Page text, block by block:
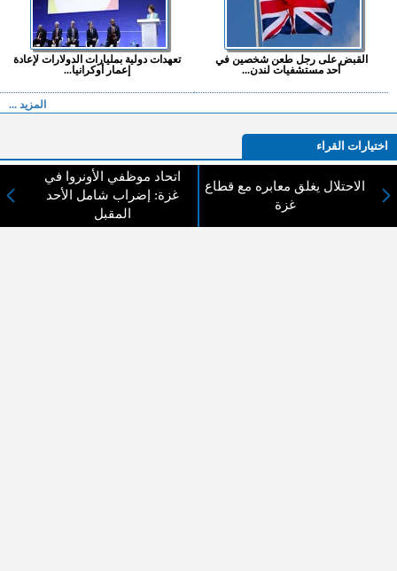
القبض على رجل طعن شخصين في
أحد مستشفيات لندن...
تعهدات دولية بمليارات الدولارات لإعادة
إعمار أوكرانيا...
المزيد ...
اختيارات القراء
الاحتلال يغلق معابره مع قطاع
غزة
اتحاد موظفي الأونروا في
غزة: إضراب شامل الأحد
المقبل